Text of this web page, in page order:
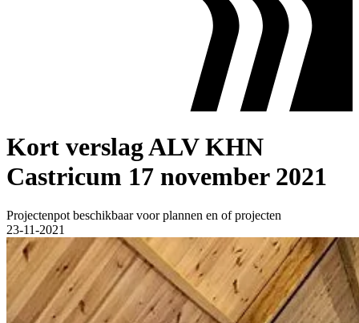
Kort verslag ALV KHN
Castricum 17 november 2021
Projectenpot beschikbaar voor plannen en of projecten
23-11-2021